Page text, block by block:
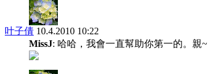
叶子倩 10.4.2010 10:22
MissJ: 哈哈，我會一直幫助你第一的。親~